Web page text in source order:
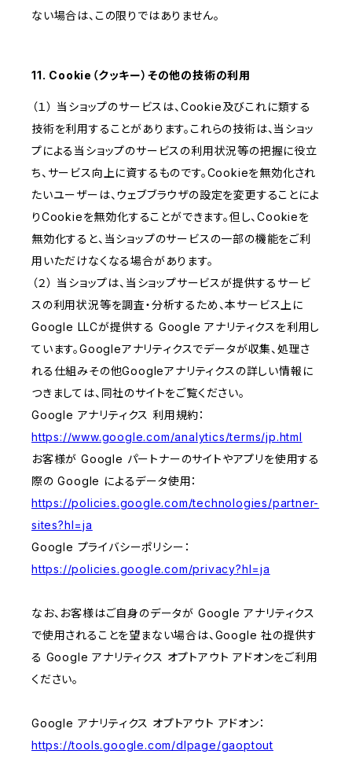
ない場合は、この限りではありません。
11. Cookie（クッキー）その他の技術の利用
（１） 当ショップのサービスは、Cookie及びこれに類する
技術を利用することがあります。これらの技術は、当ショッ
プによる当ショップのサービスの利用状況等の把握に役立
ち、サービス向上に資するものです。Cookieを無効化され
たいユーザーは、ウェブブラウザの設定を変更することによ
りCookieを無効化することができます。但し、Cookieを
無効化すると、当ショップのサービスの一部の機能をご利
用いただけなくなる場合があります。
（２） 当ショップは、当ショップサービスが提供するサービ
スの利用状況等を調査・分析するため、本サービス上に
Google LLCが提供する Google アナリティクスを利用し
ています。Googleアナリティクスでデータが収集、処理さ
れる仕組みその他Googleアナリティクスの詳しい情報に
つきましては、同社のサイトをご覧ください。
Google アナリティクス 利用規約：
https://www.google.com/analytics/terms/jp.html
お客様が Google パートナーのサイトやアプリを使用する
際の Google によるデータ使用：
https://policies.google.com/technologies/partner-
sites?hl=ja
Google プライバシーポリシー：
https://policies.google.com/privacy?hl=ja
なお、お客様はご自身のデータが Google アナリティクス
で使用されることを望まない場合は、Google 社の提供す
る Google アナリティクス オプトアウト アドオンをご利用
ください。
Google アナリティクス オプトアウト アドオン：
https://tools.google.com/dlpage/gaoptout